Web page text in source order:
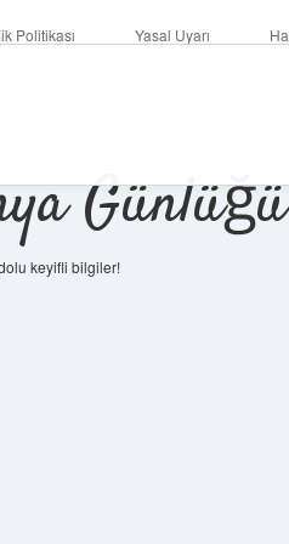
Politikası Yasal Uyarı
Günlüğü
keyifli bilgiler!